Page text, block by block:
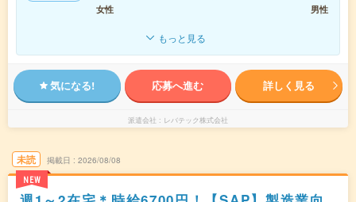
女性
男性
もっと見る
気になる! 応募へ進む 詳しく見る
派遣会社 レバテック株式会社
未読
NEW
掲載日 2026/08/08